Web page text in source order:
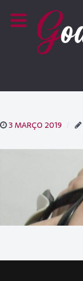
3 MARÇO 2019